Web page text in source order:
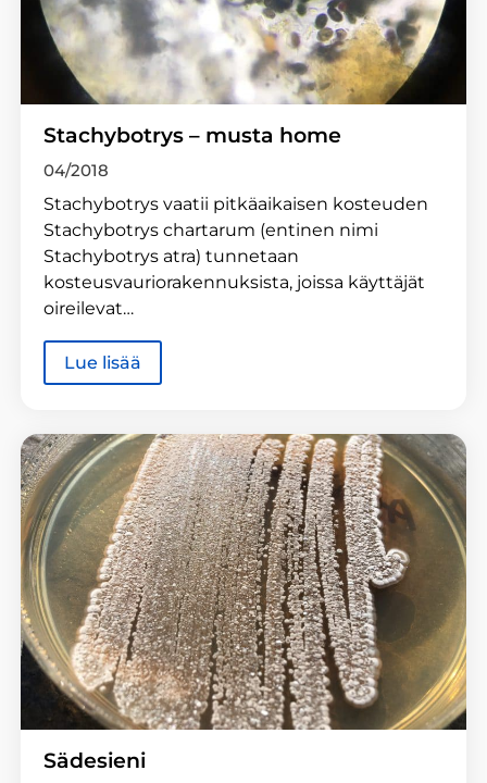
Stachybotrys – musta home
04/2018
Stachybotrys vaatii pitkäaikaisen kosteuden
Stachybotrys chartarum (entinen nimi
Stachybotrys atra) tunnetaan
kosteusvauriorakennuksista, joissa käyttäjät
oireilevat…
Lue lisää
Sädesieni